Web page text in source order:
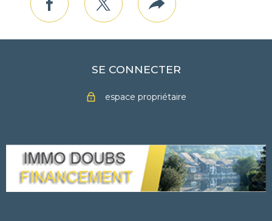
facebooktwitterPlus
de
partage
SE CONNECTER
espace propriétaire